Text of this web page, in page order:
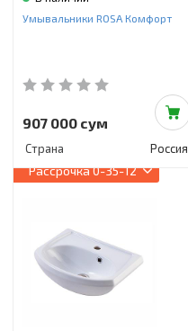
Инструменты и техника
Красота и здоровье
Пылесосы
Фильтры для воды
Умывальники ROSA Комфорт
907 000 сум
Страна Россия
Рассрочка0-35-12